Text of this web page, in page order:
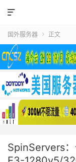

国外服务器  正文
SpinServers：